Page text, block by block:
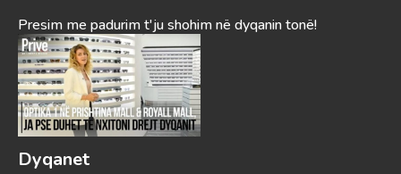
Presim me padurim t'ju shohim në dyqanin tonë!
Dyqanet